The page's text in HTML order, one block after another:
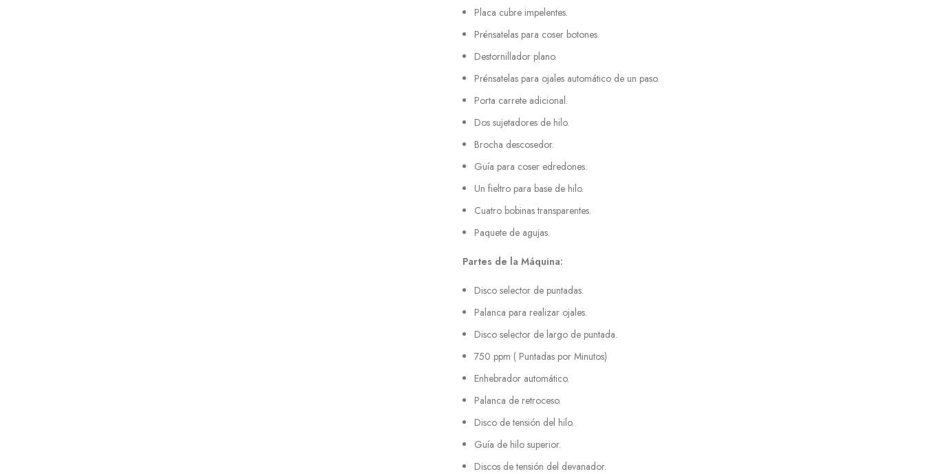
Placa cubre impelentes.
Prénsatelas para coser botones.
Destornillador plano.
Prénsatelas para ojales automático de un paso.
Porta carrete adicional.
Dos sujetadores de hilo.
Brocha descosedor.
Guía para coser edredones.
Un fieltro para base de hilo.
Cuatro bobinas transparentes.
Paquete de agujas.
Partes de la Máquina:
Disco selector de puntadas.
Palanca para realizar ojales.
Disco selector de largo de puntada.
750 ppm ( Puntadas por Minutos)
Enhebrador automático.
Palanca de retroceso.
Disco de tensión del hilo.
Guía de hilo superior.
Discos de tensión del devanador.